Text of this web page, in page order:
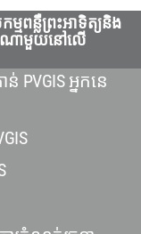
ម្មពន្លឺព្រះអាទិត្យនិង
ងណាមួយនៅលើ
PVGIS អ្នកនេ